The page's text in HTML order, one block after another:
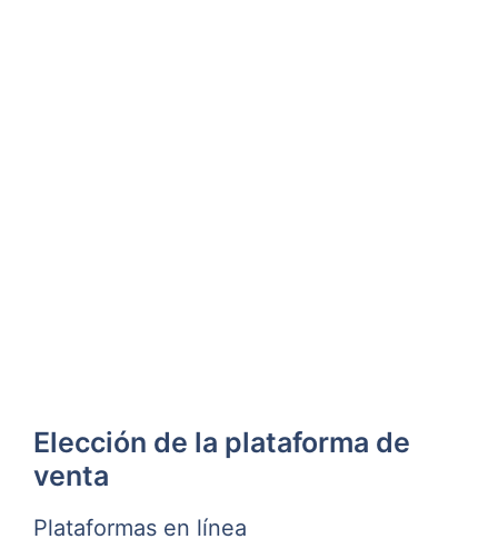
Elección de la plataforma de
venta
Plataformas en línea